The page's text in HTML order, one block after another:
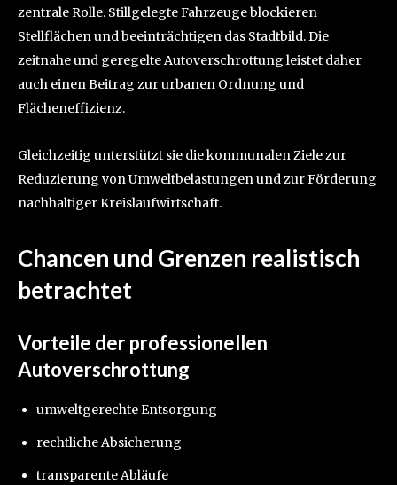
zentrale Rolle. Stillgelegte Fahrzeuge blockieren
Stellflächen und beeinträchtigen das Stadtbild. Die
zeitnahe und geregelte Autoverschrottung leistet daher
auch einen Beitrag zur urbanen Ordnung und
Flächeneffizienz.
Gleichzeitig unterstützt sie die kommunalen Ziele zur
Reduzierung von Umweltbelastungen und zur Förderung
nachhaltiger Kreislaufwirtschaft.
Chancen und Grenzen realistisch
betrachtet
Vorteile der professionellen
Autoverschrottung
umweltgerechte Entsorgung
rechtliche Absicherung
transparente Abläufe